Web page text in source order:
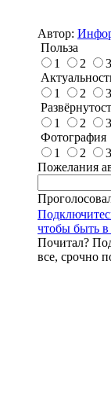
Автор:
Польза
1
2 3
1
2 3
1
2 3
Фотография
1
2 3
Пожелания
чтобы быть
Почитал?
все, срочно